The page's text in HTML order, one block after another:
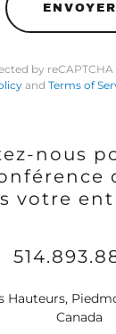
ENVOYER
by
and Terms of
nous
votre
Hauteurs,
Canada